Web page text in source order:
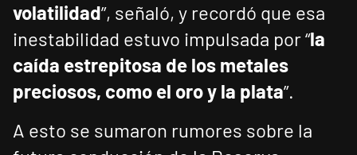
volatilidad”, señaló, y recordó que esa
inestabilidad estuvo impulsada por “la
caída estrepitosa de los metales
preciosos, como el oro y la plata”.
A esto se sumaron rumores sobre la